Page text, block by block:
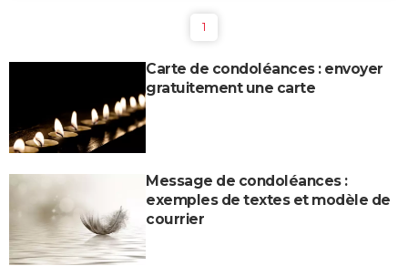
1
Carte de condoléances : envoyer
gratuitement une carte
Message de condoléances :
exemples de textes et modèle de
courrier